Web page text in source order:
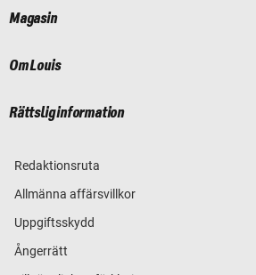
Magasin
Om Louis
Rättslig information
Redaktionsruta
Allmänna affärsvillkor
Uppgiftsskydd
Ångerrätt